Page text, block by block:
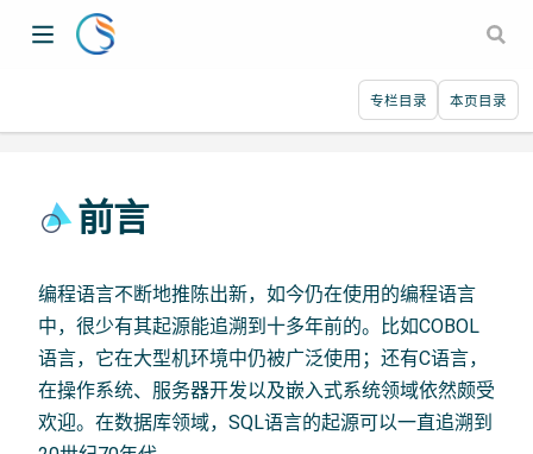
专栏目录 本页目录
前言
编程语言不断地推陈出新，如今仍在使用的编程语言
中，很少有其起源能追溯到十多年前的。比如COBOL
语言，它在大型机环境中仍被广泛使用；还有C语言，
在操作系统、服务器开发以及嵌入式系统领域依然颇受
欢迎。在数据库领域，SQL语言的起源可以一直追溯到